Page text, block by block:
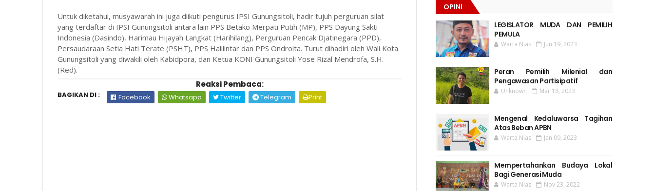
Untuk diketahui, musyawarah ini juga diikuti pengurus IPSI Gunungsitoli, hadir tujuh perguruan silat
yang terdaftar di IPSI Gunungsitoli antara lain PPS Betako Merpati Putih (MP), PPS Dayung Sakti
Indonesia (Dasindo), Harimau Hijayah Langkat (Harihilang), Perguruan Pencak Djatinegara (PPD),
Persaudaraan Setia Hati Terate (PSHT), PPS Halilintar dan PPS Ondroita. Turut dihadiri oleh Wali Kota
Gunungsitoli yang diwakili oleh Kabidpora, dan Ketua KONI Gunungsitoli Yose Rizal Mendrofa, S.H.
(Red).
Reaksi Pembaca:
BAGIKAN DI : Facebook Whatsapp Twitter Telegram Print
OPINI
LEGISLATOR MUDA DAN PEMILIH
PEMULA
Warta Nias Jun 19, 2023
Peran Pemilih Milenial dan
Pengawasan Partisipatif
Unknown Mar 18, 2023
Mengenal Kedaluwarsa Tagihan
Atas Beban APBN
Warta Nias Jan 09, 2023
Mempertahankan Budaya Lokal
Bagi Generasi Muda
Warta Nias Nov 23, 2022